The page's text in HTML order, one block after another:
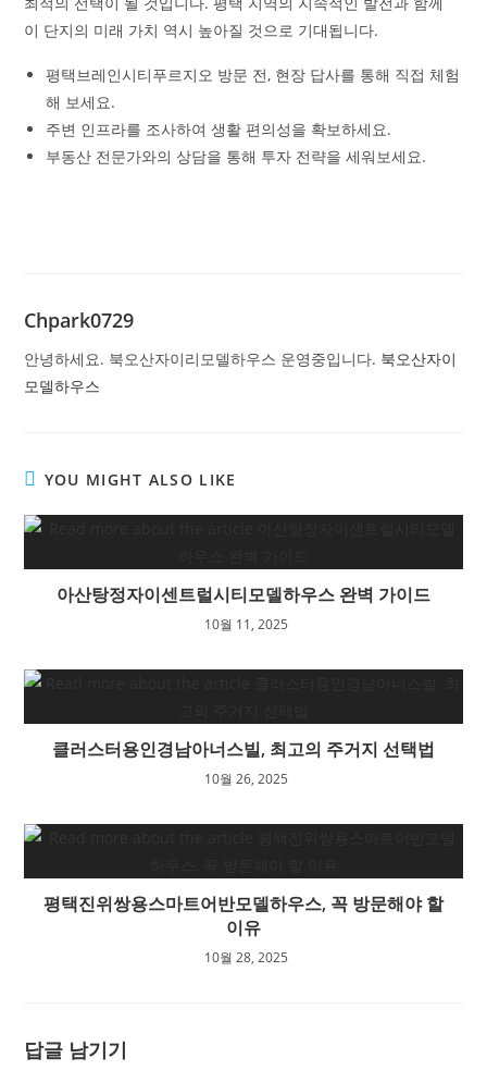
이 단지의 미래 가치 역시 높아질 것으로 기대됩니다.
평택브레인시티푸르지오 방문 전, 현장 답사를 통해 직접 체험
해 보세요.
주변 인프라를 조사하여 생활 편의성을 확보하세요.
부동산 전문가와의 상담을 통해 투자 전략을 세워보세요.
Chpark0729
안녕하세요. 북오산자이리모델하우스 운영중입니다. 북오산자이
모델하우스
YOU MIGHT ALSO LIKE
아산탕정자이센트럴시티모델하우스 완벽 가이드
10월 11, 2025
클러스터용인경남아너스빌, 최고의 주거지 선택법
10월 26, 2025
평택진위쌍용스마트어반모델하우스, 꼭 방문해야 할
이유
10월 28, 2025
답글 남기기